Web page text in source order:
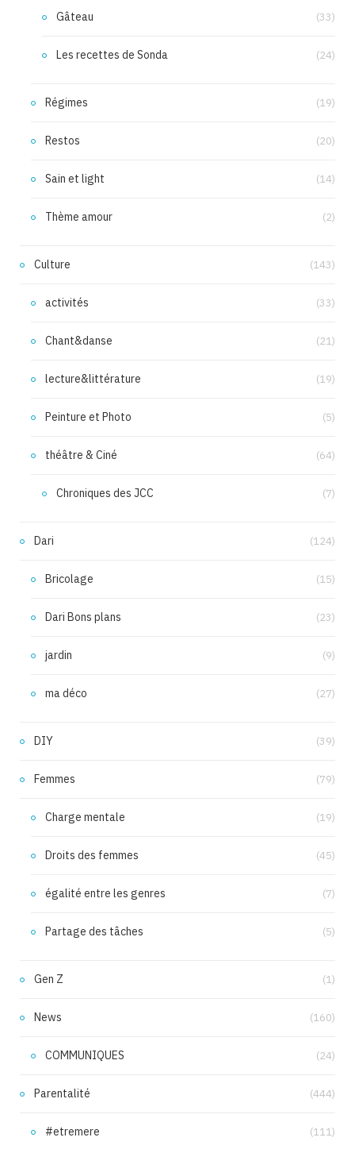
Gâteau (33)
Les recettes de Sonda (24)
Régimes (19)
Restos (20)
Sain et light (14)
Thème amour (2)
Culture (143)
activités (33)
Chant&danse (21)
lecture&littérature (19)
Peinture et Photo (5)
théâtre & Ciné (64)
Chroniques des JCC (7)
Dari (124)
Bricolage (15)
Dari Bons plans (23)
jardin (9)
ma déco (27)
DIY (39)
Femmes (79)
Charge mentale (19)
Droits des femmes (45)
égalité entre les genres (7)
Partage des tâches (5)
Gen Z (1)
News (160)
COMMUNIQUES (24)
Parentalité (444)
#etremere (111)